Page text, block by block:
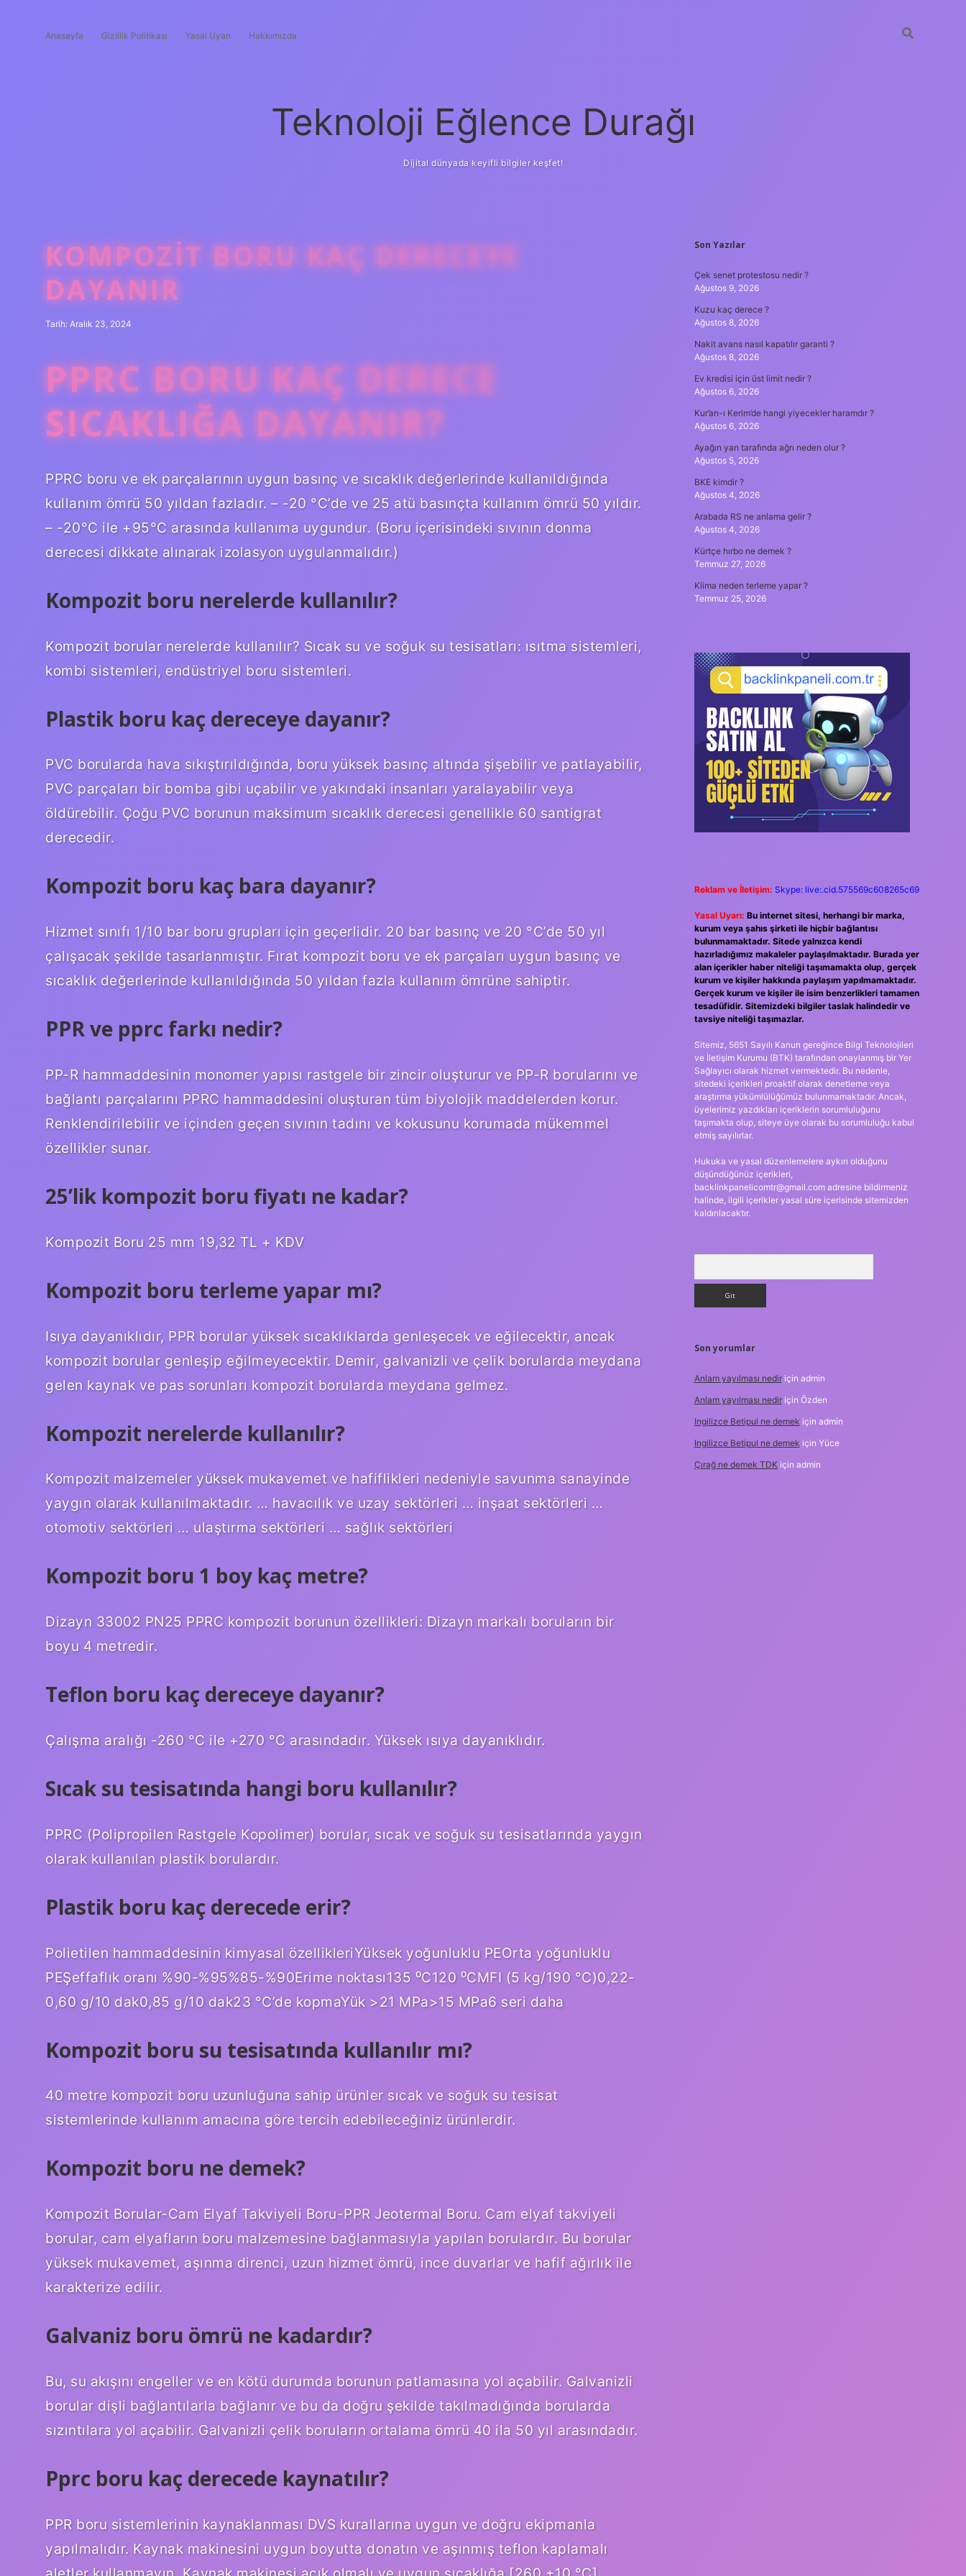
Anasayfa Gizlilik Politikası Yasal Uyarı Hakkımızda
Teknoloji Eğlence Durağı
Dijital dünyada keyifli bilgiler keşfet!
KOMPOZIT BORU KAÇ DERECEYE
DAYANIR
Tarih: Aralık 23, 2024
PPRC BORU KAÇ DERECE
SICAKLIĞA DAYANIR?
PPRC boru ve ek parçalarının uygun basınç ve sıcaklık değerlerinde kullanıldığında
kullanım ömrü 50 yıldan fazladır. – -20 °C’de ve 25 atü basınçta kullanım ömrü 50 yıldır.
– -20°C ile +95°C arasında kullanıma uygundur. (Boru içerisindeki sıvının donma
derecesi dikkate alınarak izolasyon uygulanmalıdır.)
Kompozit boru nerelerde kullanılır?
Kompozit borular nerelerde kullanılır? Sıcak su ve soğuk su tesisatları: ısıtma sistemleri,
kombi sistemleri, endüstriyel boru sistemleri.
Plastik boru kaç dereceye dayanır?
PVC borularda hava sıkıştırıldığında, boru yüksek basınç altında şişebilir ve patlayabilir,
PVC parçaları bir bomba gibi uçabilir ve yakındaki insanları yaralayabilir veya
öldürebilir. Çoğu PVC borunun maksimum sıcaklık derecesi genellikle 60 santigrat
derecedir.
Kompozit boru kaç bara dayanır?
Hizmet sınıfı 1/10 bar boru grupları için geçerlidir. 20 bar basınç ve 20 °C’de 50 yıl
çalışacak şekilde tasarlanmıştır. Fırat kompozit boru ve ek parçaları uygun basınç ve
sıcaklık değerlerinde kullanıldığında 50 yıldan fazla kullanım ömrüne sahiptir.
PPR ve pprc farkı nedir?
PP-R hammaddesinin monomer yapısı rastgele bir zincir oluşturur ve PP-R borularını ve
bağlantı parçalarını PPRC hammaddesini oluşturan tüm biyolojik maddelerden korur.
Renklendirilebilir ve içinden geçen sıvının tadını ve kokusunu korumada mükemmel
özellikler sunar.
25’lik kompozit boru fiyatı ne kadar?
Kompozit Boru 25 mm 19,32 TL + KDV
Kompozit boru terleme yapar mı?
Isıya dayanıklıdır, PPR borular yüksek sıcaklıklarda genleşecek ve eğilecektir, ancak
kompozit borular genleşip eğilmeyecektir. Demir, galvanizli ve çelik borularda meydana
gelen kaynak ve pas sorunları kompozit borularda meydana gelmez.
Kompozit nerelerde kullanılır?
Kompozit malzemeler yüksek mukavemet ve hafiflikleri nedeniyle savunma sanayinde
yaygın olarak kullanılmaktadır. … havacılık ve uzay sektörleri … inşaat sektörleri …
otomotiv sektörleri … ulaştırma sektörleri … sağlık sektörleri
Kompozit boru 1 boy kaç metre?
Dizayn 33002 PN25 PPRC kompozit borunun özellikleri: Dizayn markalı boruların bir
boyu 4 metredir.
Teflon boru kaç dereceye dayanır?
Çalışma aralığı -260 °C ile +270 °C arasındadır. Yüksek ısıya dayanıklıdır.
Sıcak su tesisatında hangi boru kullanılır?
PPRC (Polipropilen Rastgele Kopolimer) borular, sıcak ve soğuk su tesisatlarında yaygın
olarak kullanılan plastik borulardır.
Plastik boru kaç derecede erir?
Polietilen hammaddesinin kimyasal özellikleriYüksek yoğunluklu PEOrta yoğunluklu
PEŞeffaflık oranı %90-%95%85-%90Erime noktası135 ⁰C120 ⁰CMFI (5 kg/190 °C)0,22-
0,60 g/10 dak0,85 g/10 dak23 °C’de kopmaYük >21 MPa>15 MPa6 seri daha
Kompozit boru su tesisatında kullanılır mı?
40 metre kompozit boru uzunluğuna sahip ürünler sıcak ve soğuk su tesisat
sistemlerinde kullanım amacına göre tercih edebileceğiniz ürünlerdir.
Kompozit boru ne demek?
Kompozit Borular-Cam Elyaf Takviyeli Boru-PPR Jeotermal Boru. Cam elyaf takviyeli
borular, cam elyafların boru malzemesine bağlanmasıyla yapılan borulardır. Bu borular
yüksek mukavemet, aşınma direnci, uzun hizmet ömrü, ince duvarlar ve hafif ağırlık ile
karakterize edilir.
Galvaniz boru ömrü ne kadardır?
Bu, su akışını engeller ve en kötü durumda borunun patlamasına yol açabilir. Galvanizli
borular dişli bağlantılarla bağlanır ve bu da doğru şekilde takılmadığında borularda
sızıntılara yol açabilir. Galvanizli çelik boruların ortalama ömrü 40 ila 50 yıl arasındadır.
Pprc boru kaç derecede kaynatılır?
PPR boru sistemlerinin kaynaklanması DVS kurallarına uygun ve doğru ekipmanla
yapılmalıdır. Kaynak makinesini uygun boyutta donatın ve aşınmış teflon kaplamalı
SIDEBAR
Son Yazılar
Çek senet protestosu nedir ?
Ağustos 9, 2026
Kuzu kaç derece ?
Ağustos 8, 2026
Nakit avans nasıl kapatılır garanti ?
Ağustos 8, 2026
Ev kredisi için üst limit nedir ?
Ağustos 6, 2026
Kur’an-ı Kerim’de hangi yiyecekler haramdır ?
Ağustos 6, 2026
Ayağın yan tarafında ağrı neden olur ?
Ağustos 5, 2026
BKE kimdir ?
Ağustos 4, 2026
Arabada RS ne anlama gelir ?
Ağustos 4, 2026
Kürtçe hırbo ne demek ?
Temmuz 27, 2026
Klima neden terleme yapar ?
Temmuz 25, 2026
Reklam ve İletişim: Skype: live:.cid.575569c608265c69
Yasal Uyarı: Bu internet sitesi, herhangi bir marka,
kurum veya şahıs şirketi ile hiçbir bağlantısı
bulunmamaktadır. Sitede yalnızca kendi
hazırladığımız makaleler paylaşılmaktadır. Burada yer
alan içerikler haber niteliği taşımamakta olup, gerçek
kurum ve kişiler hakkında paylaşım yapılmamaktadır.
Gerçek kurum ve kişiler ile isim benzerlikleri tamamen
tesadüfidir. Sitemizdeki bilgiler taslak halindedir ve
tavsiye niteliği taşımazlar.
Sitemiz, 5651 Sayılı Kanun gereğince Bilgi Teknolojileri
ve İletişim Kurumu (BTK) tarafından onaylanmış bir Yer
Sağlayıcı olarak hizmet vermektedir. Bu nedenle,
sitedeki içerikleri proaktif olarak denetleme veya
araştırma yükümlülüğümüz bulunmamaktadır. Ancak,
üyelerimiz yazdıkları içeriklerin sorumluluğunu
taşımakta olup, siteye üye olarak bu sorumluluğu kabul
etmiş sayılırlar.
Hukuka ve yasal düzenlemelere aykırı olduğunu
düşündüğünüz içerikleri,
backlinkpanelicomtr@gmail.comadresine bildirmeniz
halinde, ilgili içerikler yasal süre içerisinde sitemizden
kaldırılacaktır.
Son yorumlar
Anlam yayılması nediriçin admin
Anlam yayılması nediriçin Özden
Ingilizce Betipul ne demek için admin
Ingilizce Betipul ne demek için Yüce
Çırağ ne demek TDKiçin admin